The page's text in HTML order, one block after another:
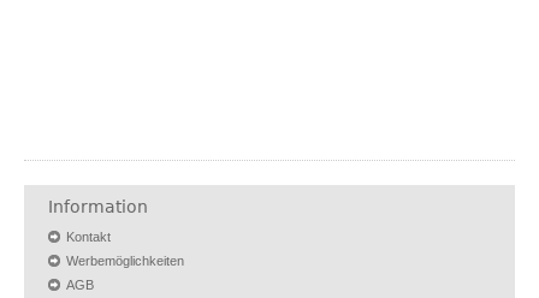
Information
Kontakt
Werbemöglichkeiten
AGB